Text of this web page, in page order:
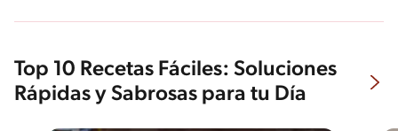
Top 10 Recetas Fáciles: Soluciones
Rápidas y Sabrosas para tu Día